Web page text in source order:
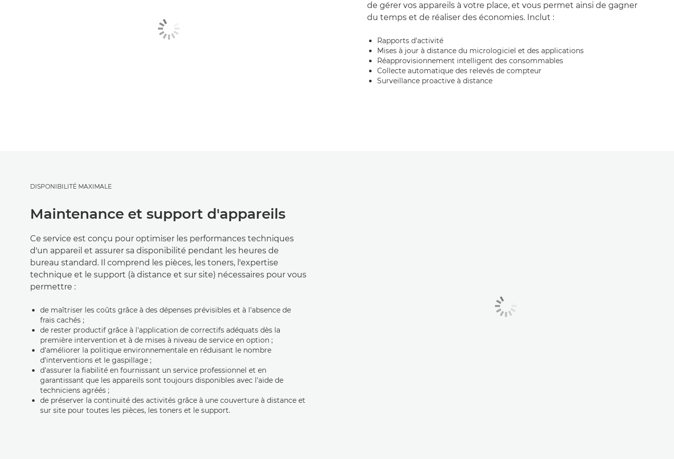
de gérer vos appareils à votre place, et vous permet ainsi de gagner
du temps et de réaliser des économies. Inclut :
Rapports d'activité
Mises à jour à distance du micrologiciel et des applications
Réapprovisionnement intelligent des consommables
Collecte automatique des relevés de compteur
Surveillance proactive à distance
DISPONIBILITÉ MAXIMALE
Maintenance et support d'appareils
Ce service est conçu pour optimiser les performances techniques
d'un appareil et assurer sa disponibilité pendant les heures de
bureau standard. Il comprend les pièces, les toners, l'expertise
technique et le support (à distance et sur site) nécessaires pour vous
permettre :
de maîtriser les coûts grâce à des dépenses prévisibles et à l'absence de
frais cachés ;
de rester productif grâce à l'application de correctifs adéquats dès la
première intervention et à de mises à niveau de service en option ;
d'améliorer la politique environnementale en réduisant le nombre
d'interventions et le gaspillage ;
d'assurer la fiabilité en fournissant un service professionnel et en
garantissant que les appareils sont toujours disponibles avec l'aide de
techniciens agréés ;
de préserver la continuité des activités grâce à une couverture à distance et
sur site pour toutes les pièces, les toners et le support.